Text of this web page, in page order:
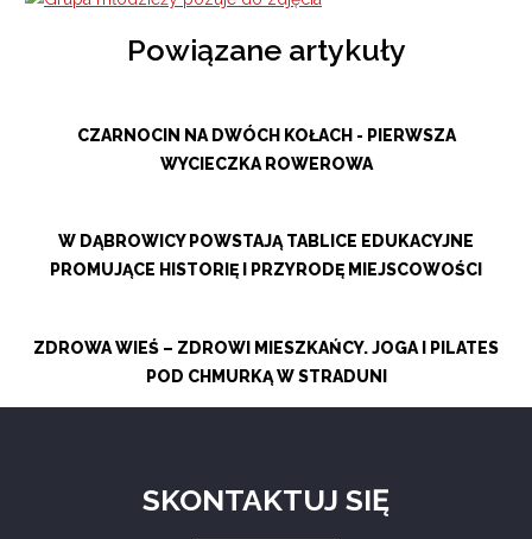
Powiązane artykuły
CZARNOCIN NA DWÓCH KOŁACH - PIERWSZA
WYCIECZKA ROWEROWA
W DĄBROWICY POWSTAJĄ TABLICE EDUKACYJNE
PROMUJĄCE HISTORIĘ I PRZYRODĘ MIEJSCOWOŚCI
ZDROWA WIEŚ – ZDROWI MIESZKAŃCY. JOGA I PILATES
POD CHMURKĄ W STRADUNI
SKONTAKTUJ SIĘ